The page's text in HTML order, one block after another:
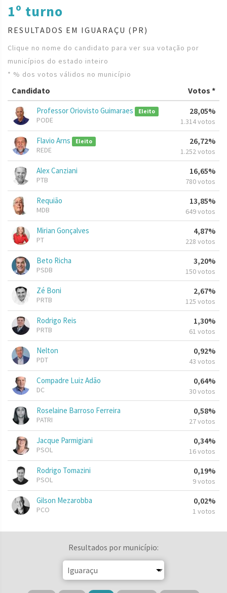
1º turno
RESULTADOS EM IGUARAÇU (PR)
Clique no nome do candidato para ver sua votação por
municípios do estado inteiro
* % dos votos válidos no município
Candidato Votos *
Professor Oriovisto Guimaraes Eleito
PODE
28,05%
1.314 votos
Flavio Arns Eleito
REDE
26,72%
1.252 votos
Alex Canziani
PTB
16,65%
780 votos
Requião
MDB
13,85%
649 votos
Mirian Gonçalves
PT
4,87%
228 votos
Beto Richa
PSDB
3,20%
150 votos
Zé Boni
PRTB
2,67%
125 votos
Rodrigo Reis
PRTB
1,30%
61 votos
Nelton
PDT
0,92%
43 votos
Compadre Luiz Adão
DC
0,64%
30 votos
Roselaine Barroso Ferreira
PATRI
0,58%
27 votos
Jacque Parmigiani
PSOL
0,34%
16 votos
Rodrigo Tomazini
PSOL
0,19%
9 votos
Gilson Mezarobba
PCO
0,02%
1 votos
Resultados por município: